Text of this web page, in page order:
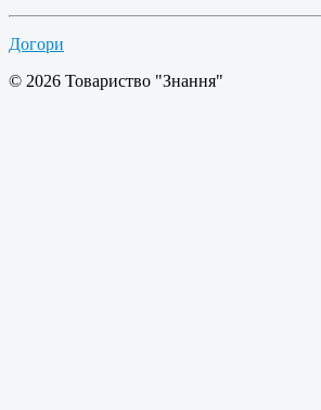
Догори
© 2026 Товариство "Знання"